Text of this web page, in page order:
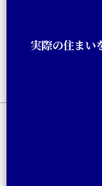
実際の住まい